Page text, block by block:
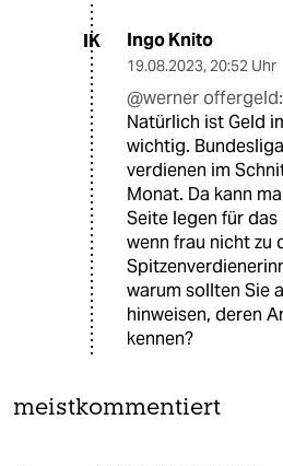
IK Ingo Knito
19.08.2023, 20:52 Uhr
@werner offergeld:
Natürlich ist Geld
wichtig.
verdienen im
Monat. Da kann
Seite legen für das
wenn frau nicht zu
warum sollten Sie
hinweisen, deren
kennen?
meistkommentiert